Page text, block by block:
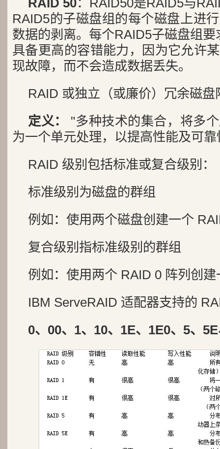
RAID 50：RAID50是RAID5与
RAID5的子磁盘组的每个磁盘上进
数据的剥离。每个RAID5子磁盘组
具备更高的容错能力，因为它允许
现故障，而不会造成数据丢失。
RAID 或独立（或廉价）冗余磁盘
定义：
"多种技术的集合，将多
为一个单元处理，以提高性能及可靠
RAID 级别包括标准或复合级别：
标准级别为磁盘的群组
例如：使用两个磁盘创建一个
复合级别指标准级别的群组
例如：使用两个 RAID 0 阵列创
IBM ServeRAID 适配器支持的
0、00、1、10、1E、1E0、5、